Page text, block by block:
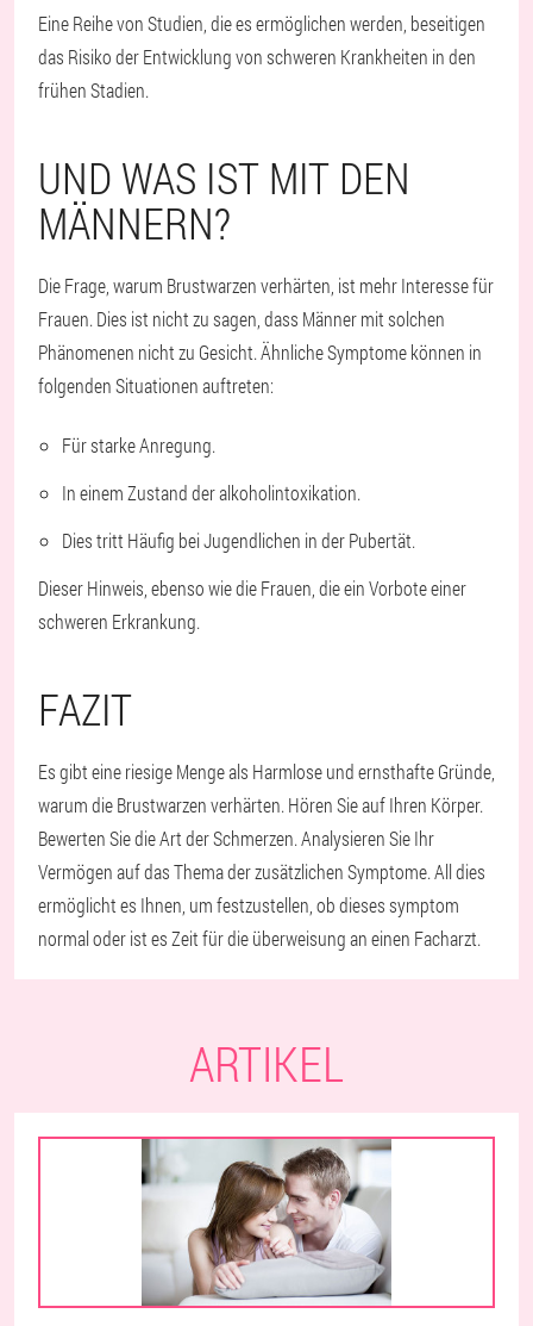
Eine Reihe von Studien, die es ermöglichen werden, beseitigen
das Risiko der Entwicklung von schweren Krankheiten in den
frühen Stadien.
UND WAS IST MIT DEN
MÄNNERN?
Die Frage, warum Brustwarzen verhärten, ist mehr Interesse für
Frauen. Dies ist nicht zu sagen, dass Männer mit solchen
Phänomenen nicht zu Gesicht. Ähnliche Symptome können in
folgenden Situationen auftreten:
Für starke Anregung.
In einem Zustand der alkoholintoxikation.
Dies tritt Häufig bei Jugendlichen in der Pubertät.
Dieser Hinweis, ebenso wie die Frauen, die ein Vorbote einer
schweren Erkrankung.
FAZIT
Es gibt eine riesige Menge als Harmlose und ernsthafte Gründe,
warum die Brustwarzen verhärten. Hören Sie auf Ihren Körper.
Bewerten Sie die Art der Schmerzen. Analysieren Sie Ihr
Vermögen auf das Thema der zusätzlichen Symptome. All dies
ermöglicht es Ihnen, um festzustellen, ob dieses symptom
normal oder ist es Zeit für die überweisung an einen Facharzt.
ARTIKEL